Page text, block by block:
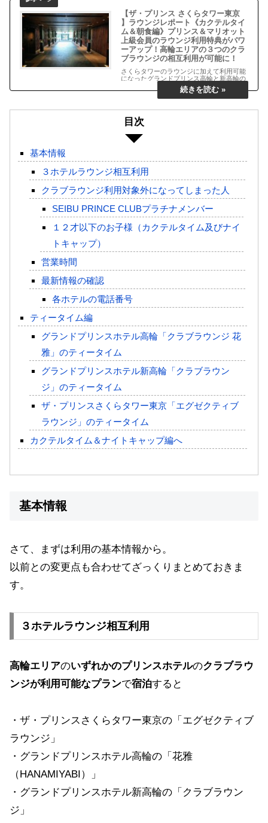
【ザ・プリンス さくらタワー東京
】ラウンジレポート《カクテルタイ
ム＆朝食編》プリンス＆マリオット
上級会員のラウンジ利用特典がパワ
ーアップ！高輪エリアの３つのクラ
ブラウンジの相互利用が可能に！
さくらタワーのラウンジに加えて利用可能
になったグランドプリンス高輪と新高輪の
ラウンジ実体験レポート続編《カクテルタ
イム＆朝食編》です。
目次
基本情報
３ホテルラウンジ相互利用
クラブラウンジ利用対象外になってしまった人
SEIBU PRINCE CLUBプラチナメンバー
１２才以下のお子様（カクテルタイム及びナイ
トキャップ）
営業時間
最新情報の確認
各ホテルの電話番号
ティータイム編
グランドプリンスホテル高輪「クラブラウンジ 花
雅」のティータイム
グランドプリンスホテル新高輪「クラブラウン
ジ」のティータイム
ザ・プリンスさくらタワー東京「エグゼクティブ
ラウンジ」のティータイム
カクテルタイム＆ナイトキャップ編へ
基本情報
さて、まずは利用の基本情報から。
以前との変更点も合わせてざっくりまとめておきま
す。
３ホテルラウンジ相互利用
高輪エリアのいずれかのプリンスホテルのクラブラウ
ンジが利用可能なプランで宿泊すると
・ザ・プリンスさくらタワー東京の「エグゼクティブ
ラウンジ」
・グランドプリンスホテル高輪の「花雅
（HANAMIYABI）」
・グランドプリンスホテル新高輪の「クラブラウン
ジ」